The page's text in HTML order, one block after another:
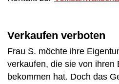
Verkaufen verboten
Frau S. möchte ihre
verkaufen, die sie von ihren
bekommen hat. Doch das